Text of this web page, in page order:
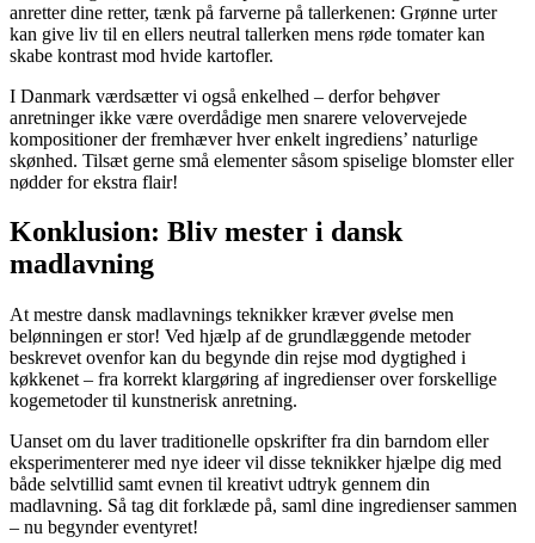
anretter dine retter, tænk på farverne på tallerkenen: Grønne urter
kan give liv til en ellers neutral tallerken mens røde tomater kan
skabe kontrast mod hvide kartofler.
I Danmark værdsætter vi også enkelhed – derfor behøver
anretninger ikke være overdådige men snarere velovervejede
kompositioner der fremhæver hver enkelt ingrediens’ naturlige
skønhed. Tilsæt gerne små elementer såsom spiselige blomster eller
nødder for ekstra flair!
Konklusion: Bliv mester i dansk
madlavning
At mestre dansk madlavnings teknikker kræver øvelse men
belønningen er stor! Ved hjælp af de grundlæggende metoder
beskrevet ovenfor kan du begynde din rejse mod dygtighed i
køkkenet – fra korrekt klargøring af ingredienser over forskellige
kogemetoder til kunstnerisk anretning.
Uanset om du laver traditionelle opskrifter fra din barndom eller
eksperimenterer med nye ideer vil disse teknikker hjælpe dig med
både selvtillid samt evnen til kreativt udtryk gennem din
madlavning. Så tag dit forklæde på, saml dine ingredienser sammen
– nu begynder eventyret!